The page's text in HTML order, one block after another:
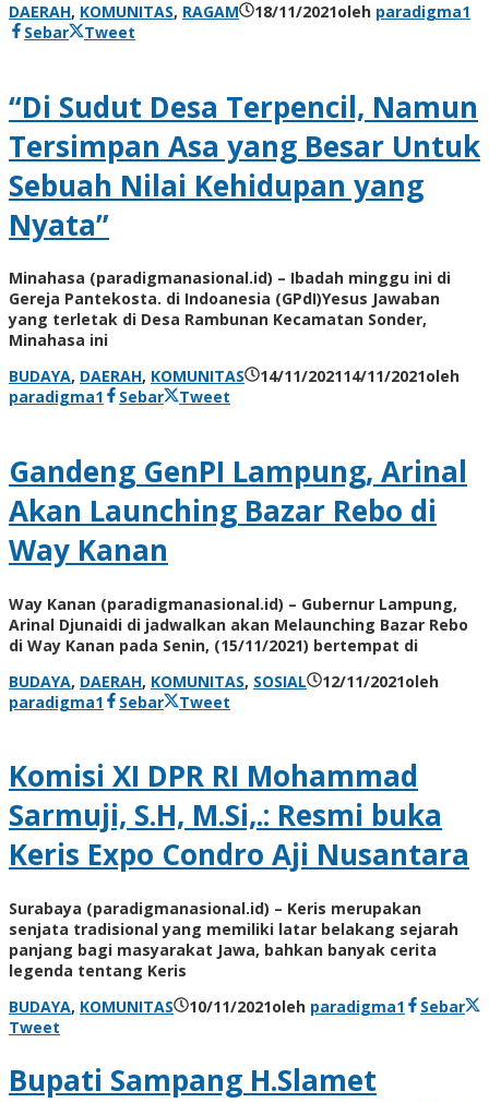
DAERAH, KOMUNITAS, RAGAM 18/11/2021oleh paradigma1
Sebar
Tweet
“Di Sudut Desa Terpencil, Namun
Tersimpan Asa yang Besar Untuk
Sebuah Nilai Kehidupan yang
Nyata”
Minahasa (paradigmanasional.id) – Ibadah minggu ini di
Gereja Pantekosta. di Indoanesia (GPdI)Yesus Jawaban
yang terletak di Desa Rambunan Kecamatan Sonder,
Minahasa ini
BUDAYA, DAERAH, KOMUNITAS 14/11/202114/11/2021oleh
paradigma1
Sebar Tweet
Gandeng GenPI Lampung, Arinal
Akan Launching Bazar Rebo di
Way Kanan
Way Kanan (paradigmanasional.id) – Gubernur Lampung,
Arinal Djunaidi di jadwalkan akan Melaunching Bazar Rebo
di Way Kanan pada Senin, (15/11/2021) bertempat di
BUDAYA, DAERAH, KOMUNITAS, SOSIAL 12/11/2021oleh
paradigma1
Sebar Tweet
Komisi XI DPR RI Mohammad
Sarmuji, S.H, M.Si,.: Resmi buka
Keris Expo Condro Aji Nusantara
Surabaya (paradigmanasional.id) – Keris merupakan
senjata tradisional yang memiliki latar belakang sejarah
panjang bagi masyarakat Jawa, bahkan banyak cerita
legenda tentang Keris
BUDAYA, KOMUNITAS 10/11/2021oleh paradigma1
Sebar
Tweet
Bupati Sampang H.Slamet